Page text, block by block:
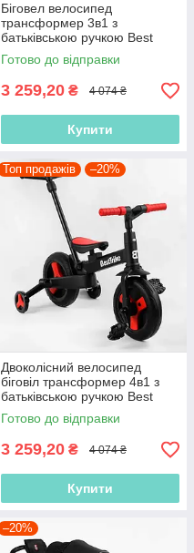
Біговел велосипед
трансформер 3в1 з
батьківською ручкою Best
Trike 56659 колеса PU 10
дюймів, Блакитний
Готово до відправки
3 259,20 ₴ 4 074 ₴
Купити
Топ продажів –20%
Двоколісний велосипед
біговіл трансформер 4в1 з
батьківською ручкою Best
Trike 23031 Червоний, 10
дюймів
Готово до відправки
3 259,20 ₴ 4 074 ₴
Купити
–20%